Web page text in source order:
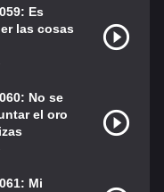
Es
las cosas
No se
el oro
Mi